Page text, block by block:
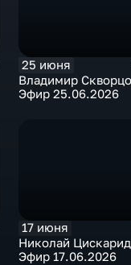
25 июня
Владимир
Эфир 25.06.2026
17 июня
Николай
Эфир 17.06.2026